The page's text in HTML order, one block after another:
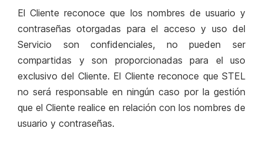
El Cliente reconoce que los nombres de usuario y
contraseñas otorgadas para el acceso y uso del
Servicio son confidenciales, no pueden ser
compartidas y son proporcionadas para el uso
exclusivo del Cliente. El Cliente reconoce que STEL
no será responsable en ningún caso por la gestión
que el Cliente realice en relación con los nombres de
usuario y contraseñas.